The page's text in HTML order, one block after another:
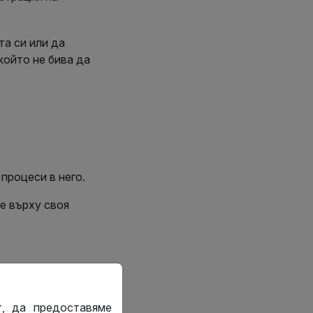
си или да
не бива да
в него.
върху своя
не включва
да предоставяме